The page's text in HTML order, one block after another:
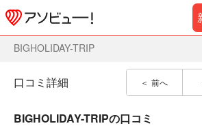
BIGHOLIDAY-TRIP
前へ
口コミ詳細
BIGHOLIDAY-TRIPの口コミ